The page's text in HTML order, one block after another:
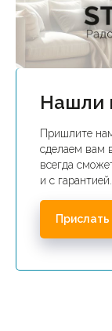
Нашли
Пришлите
сделаем вам
всегда
и с гарантией.
Прислать